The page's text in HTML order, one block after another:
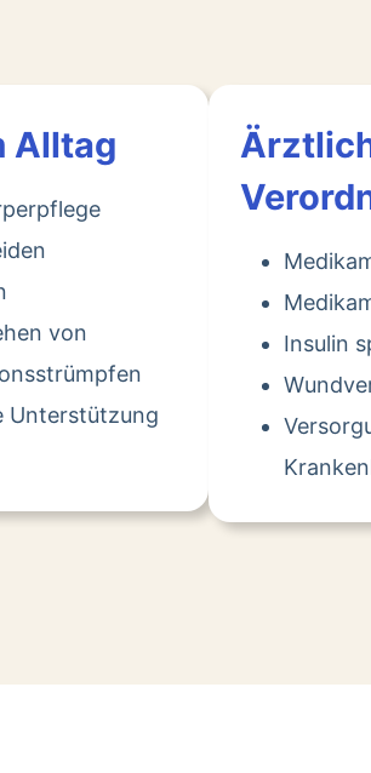
Alltag
von
Unterstützung
Insulin